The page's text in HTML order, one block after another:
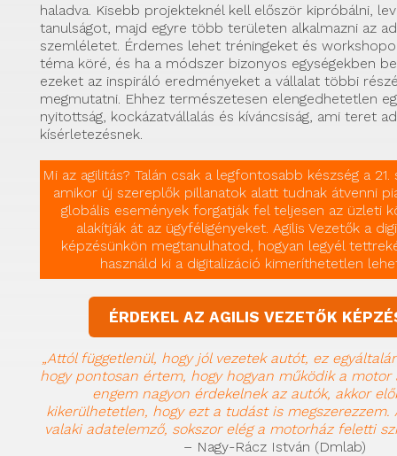
haladva. Kisebb projekteknél kell először kipróbálni,
tanulságot, majd egyre több területen alkalmazni az
szemléletet. Érdemes lehet tréningeket és
téma köré, és ha a módszer bizonyos egységekben
ezeket az inspiráló eredményeket a vállalat többi
megmutatni. Ehhez természetesen elengedhetetlen
nyitottság, kockázatvállalás és kíváncsiság, ami teret
kísérletezésnek.
Mi az agilitás? Talán csak a legfontosabb készség a
amikor új szereplők pillanatok alatt tudnak átvenni
globális események forgatják fel teljesen az üzleti
alakítják át az ügyféligényeket. Agilis Vezetők a
képzésünkön megtanulhatod, hogyan legyél
használd ki a digitalizáció kimeríthetetlen
ÉRDEKEL AZ AGILIS VEZETŐK
„Attól függetlenül, hogy jól vezetek autót, ez
hogy pontosan értem, hogy hogyan működik a motor
engem nagyon érdekelnek az autók, akkor
kikerülhetetlen, hogy ezt a tudást is megszerezzem.
valaki adatelemző, sokszor elég a motorház feletti
– Nagy-Rácz István (Dmlab)